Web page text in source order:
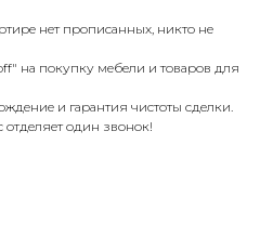
нет прописанных, никто не
на покупку мебели и товаров для
и гарантия чистоты сделки.
один звонок!